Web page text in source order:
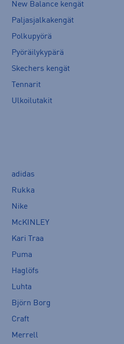
New Balance kengät
Paljasjalkakengät
Polkupyörä
Pyöräilykypärä
Skechers kengät
Tennarit
Ulkoilutakit
adidas
Rukka
Nike
McKINLEY
Kari Traa
Puma
Haglöfs
Luhta
Björn Borg
Craft
Merrell